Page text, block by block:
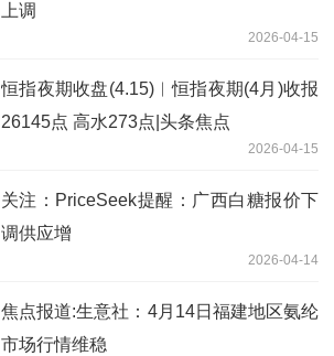
上调
2026-04-15
恒指夜期收盘(4.15)︱恒指夜期(4月)收报
26145点 高水273点|头条焦点
2026-04-15
关注：PriceSeek提醒：广西白糖报价下
调供应增
2026-04-14
焦点报道:生意社：4月14日福建地区氨纶
市场行情维稳